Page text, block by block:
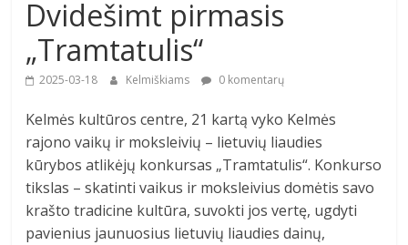
Dvidešimt pirmasis
„Tramtatulis“
2025-03-18 Kelmiškiams 0 komentarų
Kelmės kultūros centre, 21 kartą vyko Kelmės
rajono vaikų ir moksleivių – lietuvių liaudies
kūrybos atlikėjų konkursas „Tramtatulis“. Konkurso
tikslas – skatinti vaikus ir moksleivius domėtis savo
krašto tradicine kultūra, suvokti jos vertę, ugdyti
pavienius jaunuosius lietuvių liaudies dainų,